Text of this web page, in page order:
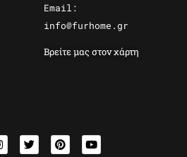
Email:
info@furhome.gr
Βρείτε μας στον χάρτη